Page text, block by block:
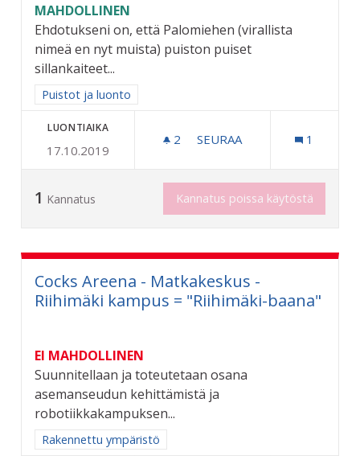
MAHDOLLINEN
Ehdotukseni on, että Palomiehen (virallista
nimeä en nyt muista) puiston puiset
sillankaiteet...
Rajaa tulokset aihepiirin mukaan: Puistot ja luonto
Puistot ja luonto
LUONTIAIKA
17.10.2019
2 2 SEURAAJAA
SEURAA 1
1 Kannatus Kannatus poissa käytöstä
Cocks Areena - Matkakeskus -
Riihimäki kampus = "Riihimäki-baana"
EI MAHDOLLINEN
Suunnitellaan ja toteutetaan osana
asemanseudun kehittämistä ja
robotiikkakampuksen...
Rajaa tulokset aihepiirin mukaan: Rakennettu ympäristö
Rakennettu ympäristö